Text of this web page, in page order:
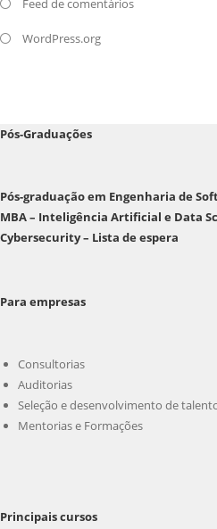
Feed de comentários
WordPress.org
Pós-Graduações
Pós-graduação em Engenharia de
MBA – Inteligência Artificial e Data
Cybersecurity – Lista de espera
Para empresas
Consultorias
Auditorias
Seleção e desenvolvimento de
Mentorias e Formações
Principais cursos